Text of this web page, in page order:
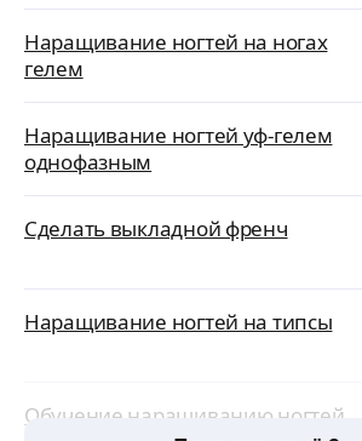
Наращивание ногтей на ногах
гелем
Наращивание ногтей уф-гелем
однофазным
Сделать выкладной френч
Наращивание ногтей на типсы
Обучение наращиванию ногтей